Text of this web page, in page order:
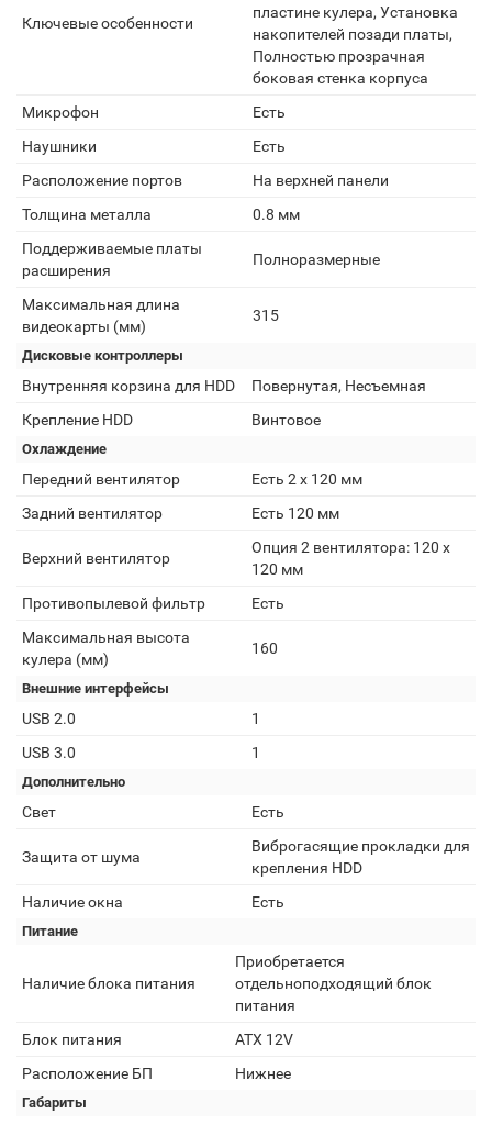
Ключевые особенности
пластине кулера, Установка
накопителей позади платы,
Полностью прозрачная
боковая стенка корпуса
Микрофон
Есть
Наушники
Есть
Расположение портов
На верхней панели
Толщина металла
0.8 мм
Поддерживаемые платы
расширения
Полноразмерные
Максимальная длина
видеокарты (мм)
315
Дисковые контроллеры
Внутренняя корзина для HDD
Повернутая, Несъемная
Крепление HDD
Винтовое
Охлаждение
Передний вентилятор
Есть 2 х 120 мм
Задний вентилятор
Есть 120 мм
Верхний вентилятор
Опция 2 вентилятора: 120 x
120 мм
Противопылевой фильтр
Есть
Максимальная высота
кулера (мм)
160
Внешние интерфейсы
USB 2.0
1
USB 3.0
1
Дополнительно
Свет Есть
Защита от шума
Виброгасящие прокладки для
крепления HDD
Наличие окна
Есть
Питание
Наличие блока питания
Приобретается
отдельноподходящий блок
питания
Блок питания
ATX 12V
Расположение БП
Нижнее
Габариты